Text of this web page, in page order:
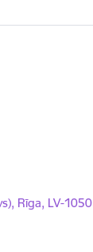
Rīga, LV-1050